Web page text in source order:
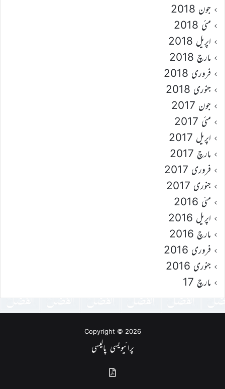
جون 2018
مئی 2018
اپریل 2018
مارچ 2018
فروری 2018
جنوری 2018
جون 2017
مئی 2017
اپریل 2017
مارچ 2017
فروری 2017
جنوری 2017
مئی 2016
اپریل 2016
مارچ 2016
فروری 2016
جنوری 2016
مارچ 17
Copyright © 2026
پرائیویسی پالیسی
گذشتہ